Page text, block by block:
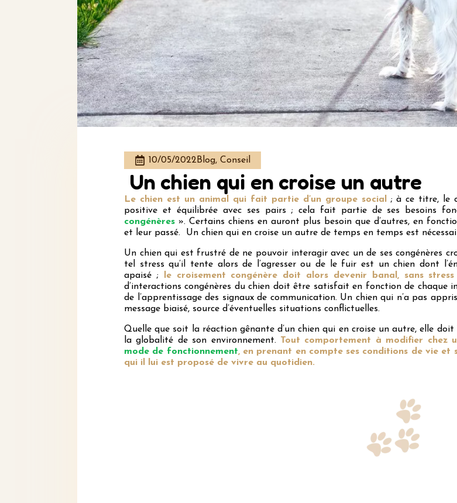
10/05/2022Blog, Conseil
Un chien qui en croise un autre
Le chien est un animal qui fait partie d’un groupe social
; à ce titre, le
positive et équilibrée avec ses pairs ; cela fait partie de ses besoins
congénères ». Certains chiens en auront plus besoin que d’autres, en
et leur passé. Un chien qui en croise un autre de temps en temps est
Un chien qui est frustré de ne pouvoir interagir avec un de ses congénères
tel stress qu’il tente alors de l’agresser ou de le fuir est un chien dont
apaisé ; le croisement congénère doit alors devenir banal, sans
d’interactions congénères du chien doit être satisfait en fonction de chaque
de l’apprentissage des signaux de communication. Un chien qui n’a pas
message biaisé, source d’éventuelles situations conflictuelles.
Quelle que soit la réaction gênante d’un chien qui en croise un autre, elle
la globalité de son environnement. Tout comportement à modifier chez
mode de fonctionnement, en prenant en compte ses conditions de vie et
qui il lui est proposé de vivre au quotidien.